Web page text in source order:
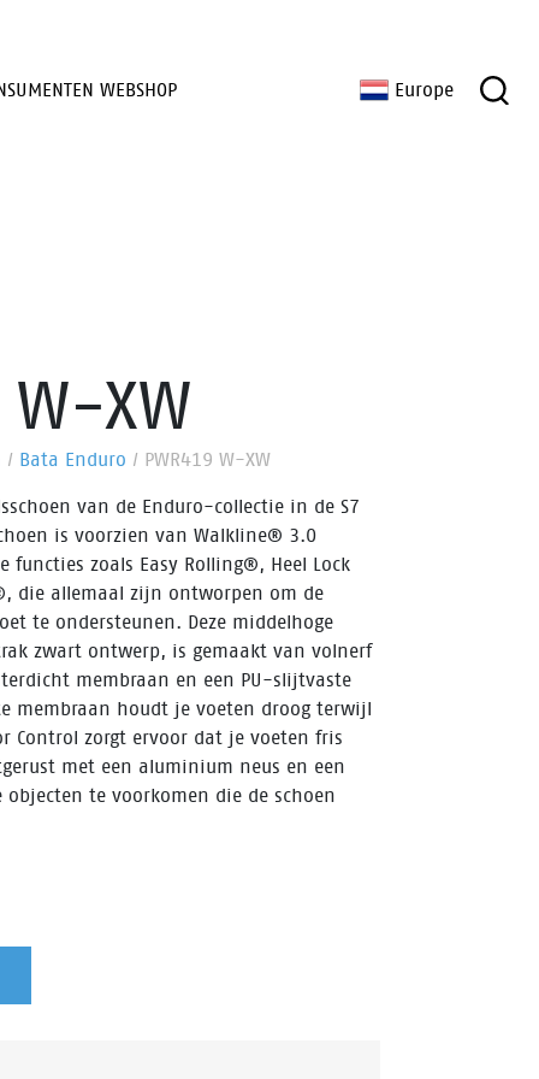
WEBSHOP Europe
W-XW
/ Bata Enduro / PWR419 W-XW
van de Enduro-collectie in de S7
is voorzien van Walkline® 3.0
functies zoals Easy Rolling®, Heel Lock
die allemaal zijn ontworpen om de
te ondersteunen. Deze middelhoge
zwart ontwerp, is gemaakt van volnerf
membraan en een PU-slijtvaste
membraan houdt je voeten droog terwijl
Control zorgt ervoor dat je voeten fris
met een aluminium neus en een
te voorkomen die de schoen